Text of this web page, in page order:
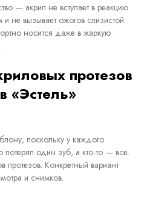
— акрил не вступает в реакцию
не вызывает ожогов слизистой.
носится даже в жаркую
протезов
«Эстель»
поскольку у каждого
потерял один зуб, а кто-то — все.
протезов. Конкретный вариант
и снимков.